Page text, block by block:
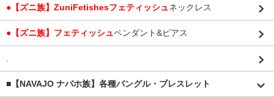
●【ズニ族】ZuniFetishesフェティッシュネックレス
●【ズニ族】フェティッシュペンダント&ピアス
■【NAVAJO ナバホ族】各種バングル・ブレスレット